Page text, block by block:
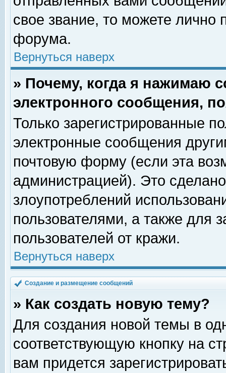
свое звание, то можете лично
форума.
Вернуться наверх
» Почему, когда я нажимаю
электронного сообщения,
Только зарегистрированные
электронные сообщения
почтовую форму (если эта
администрацией). Это
злоупотреблений
пользователями, а также для
пользователей от кражи.
Вернуться наверх
Создание и размещение сообщений
» Как создать новую тему?
Для создания новой темы в
соответствующую кнопку на
вам придется